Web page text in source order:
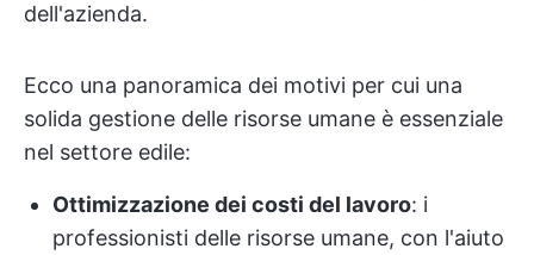
dell'azienda.
Ecco una panoramica dei motivi per cui una
solida gestione delle risorse umane è essenziale
nel settore edile:
Ottimizzazione dei costi del lavoro: i
professionisti delle risorse umane, con l'aiuto